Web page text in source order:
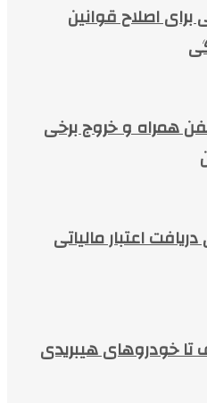
اصلاح قوانین
همراه و خروج برخی
اعتبار مالیاتی
خودروهای هیبریدی